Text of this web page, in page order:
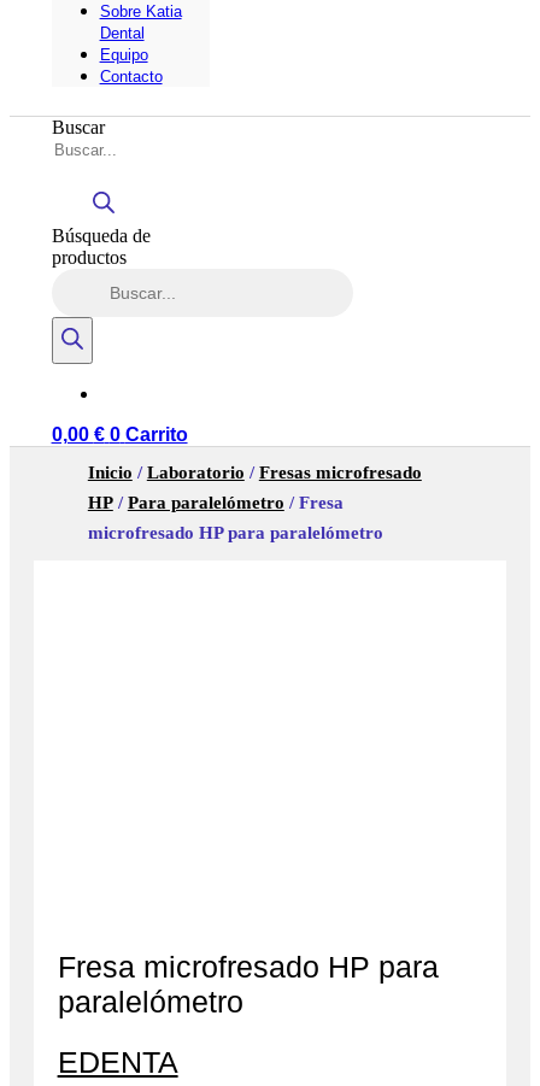
Sobre Katia
Dental
Equipo
Contacto
Buscar
Búsqueda de
productos
0,00 € 0 Carrito
Inicio /Laboratorio /Fresas microfresado
HP/Para paralelómetro / Fresa
microfresado HP para paralelómetro
Fresa microfresado HP para
paralelómetro
EDENTA